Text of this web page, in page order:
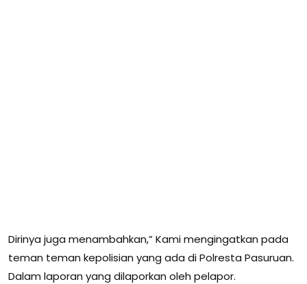
Dirinya juga menambahkan,” Kami mengingatkan pada
teman teman kepolisian yang ada di Polresta Pasuruan.
Dalam laporan yang dilaporkan oleh pelapor.